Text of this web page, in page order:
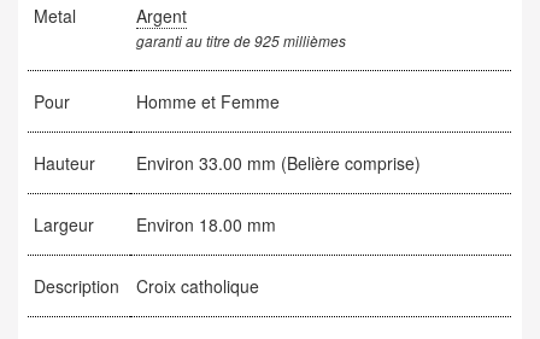
Metal Argent
garanti au titre de 925 millièmes
Pour Homme et Femme
Hauteur Environ 33.00 mm (Belière comprise)
Largeur Environ 18.00 mm
Description Croix catholique